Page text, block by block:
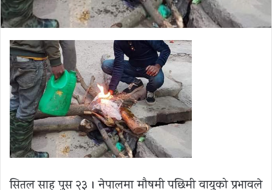
सितल साह पुस २३ । नेपालमा मौषमी पछिमी वायुको प्रभावले